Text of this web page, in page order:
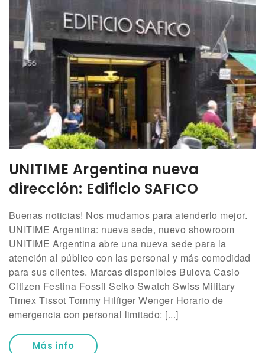
UNITIME Argentina nueva
dirección: Edificio SAFICO
Buenas noticias! Nos mudamos para atenderlo mejor.
UNITIME Argentina: nueva sede, nuevo showroom
UNITIME Argentina abre una nueva sede para la
atención al público con las personal y más comodidad
para sus clientes. Marcas disponibles Bulova Casio
Citizen Festina Fossil Seiko Swatch Swiss Military
Timex Tissot Tommy Hilfiger Wenger Horario de
emergencia con personal limitado: [...]
Más info